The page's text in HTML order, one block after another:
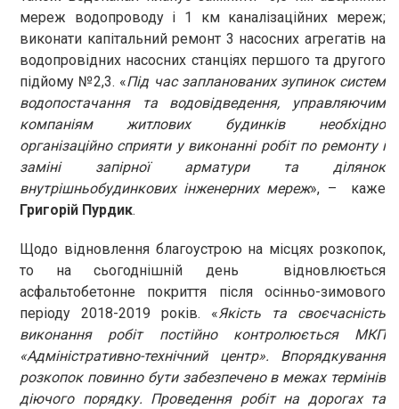
мереж водопроводу і 1 км каналізаційних мереж;
виконати капітальний ремонт 3 насосних агрегатів на
водопровідних насосних станціях першого та другого
підйому №2,3. «Під час запланованих зупинок систем
водопостачання та водовідведення, управляючим
компаніям житлових будинків необхідно
організаційно сприяти у виконанні робіт по ремонту і
заміні запірної арматури та ділянок
внутрішньобудинкових інженерних мереж», – каже
Григорій Пурдик.
Щодо відновлення благоустрою на місцях розкопок,
то на сьогоднішній день відновлюється
асфальтобетонне покриття після осінньо-зимового
періоду 2018-2019 років. «Якість та своєчасність
виконання робіт постійно контролюється МКП
«Адміністративно-технічний центр». Впорядкування
розкопок повинно бути забезпечено в межах термінів
діючого порядку. Проведення робіт на дорогах та